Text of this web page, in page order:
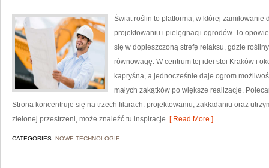
Świat roślin to platforma, w której zamiłowanie
projektowaniu i pielęgnacji ogrodów. To
się w dopieszczoną strefę relaksu, gdzie
równowagę. W centrum tej idei stoi Kraków i
kapryśna, a jednocześnie daje ogrom
małych zakątków po większe realizacje.
Strona koncentruje się na trzech filarach: projektowaniu, zakładaniu oraz
zielonej przestrzeni, może znaleźć tu inspiracje [ Read More ]
CATEGORIES: NOWE TECHNOLOGIE